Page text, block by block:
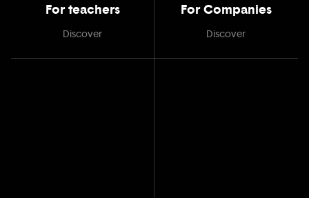
For teachers
Discover
For Companies
Discover